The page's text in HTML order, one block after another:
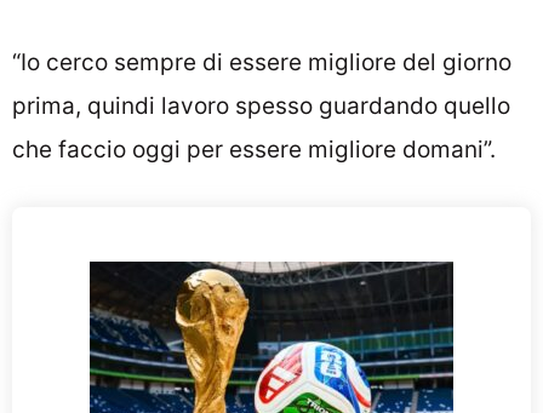
“Io cerco sempre di essere migliore del giorno
prima, quindi lavoro spesso guardando quello
che faccio oggi per essere migliore domani”.